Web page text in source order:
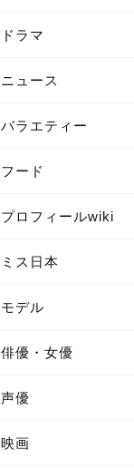
ドラマ
ニュース
バラエティー
フード
プロフィールwiki
ミス日本
モデル
俳優・女優
声優
映画